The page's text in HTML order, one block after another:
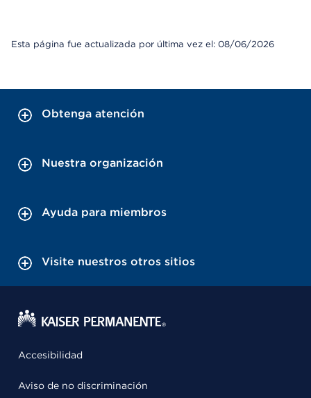
Esta página fue actualizada por última vez el: 08/06/2026
Obtenga atención
Nuestra organización
Ayuda para miembros
Visite nuestros otros sitios
Accesibilidad
Aviso de no discriminación